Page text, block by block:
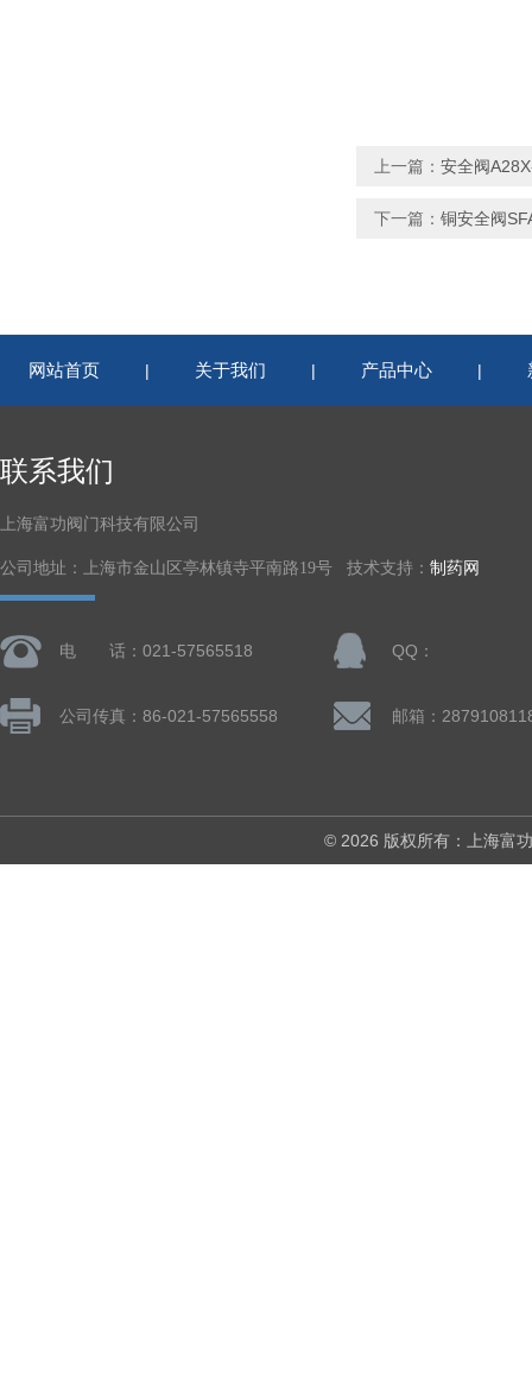
上一篇： 安全阀
下一篇： 铜安全阀
网站首页 | 关于我们 | 产品中心 |
联系我们
上海富功阀门科技有限公司
公司地址：上海市金山区亭林镇寺平南路19号 技术支持： 制药网
电 话：021-57565518 QQ：
公司传真：86-021-57565558 邮箱：
© 2026 版权所有：上海富